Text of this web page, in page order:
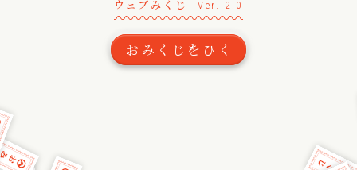
ウェブみくじ Ver. 2.0
〰〰〰〰〰〰〰〰〰
おみくじをひく